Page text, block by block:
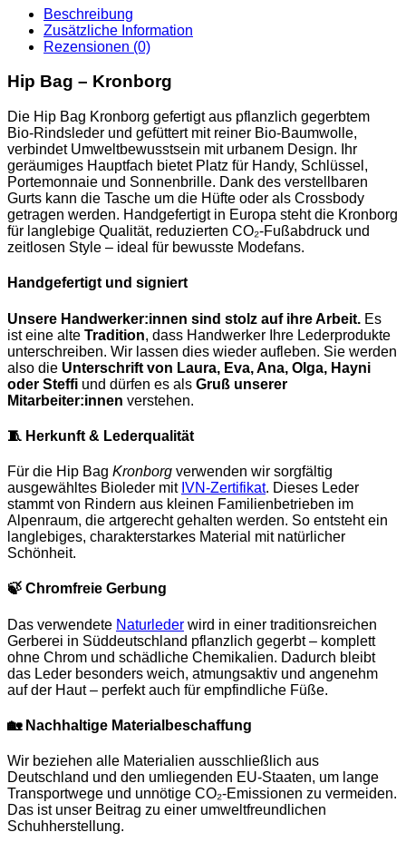
Beschreibung
Zusätzliche Information
Rezensionen (0)
Hip Bag – Kronborg
Die Hip Bag Kronborg gefertigt aus pflanzlich gegerbtem
Bio-Rindsleder und gefüttert mit reiner Bio-Baumwolle,
verbindet Umweltbewusstsein mit urbanem Design. Ihr
geräumiges Hauptfach bietet Platz für Handy, Schlüssel,
Portemonnaie und Sonnenbrille. Dank des verstellbaren
Gurts kann die Tasche um die Hüfte oder als Crossbody
getragen werden. Handgefertigt in Europa steht die Kronborg
für langlebige Qualität, reduzierten CO₂-Fußabdruck und
zeitlosen Style – ideal für bewusste Modefans.
Handgefertigt und signiert
Unsere Handwerker:innen sind stolz auf ihre Arbeit. Es
ist eine alte Tradition, dass Handwerker Ihre Lederprodukte
unterschreiben. Wir lassen dies wieder aufleben. Sie werden
also die Unterschrift von Laura, Eva, Ana, Olga, Hayni
oder Steffi und dürfen es als Gruß unserer
Mitarbeiter:innen verstehen.
🧵 Herkunft & Lederqualität
Für die Hip Bag Kronborg verwenden wir sorgfältig
ausgewähltes Bioleder mit IVN-Zertifikat. Dieses Leder
stammt von Rindern aus kleinen Familienbetrieben im
Alpenraum, die artgerecht gehalten werden. So entsteht ein
langlebiges, charakterstarkes Material mit natürlicher
Schönheit.
🍃 Chromfreie Gerbung
Das verwendete Naturleder wird in einer traditionsreichen
Gerberei in Süddeutschland pflanzlich gegerbt – komplett
ohne Chrom und schädliche Chemikalien. Dadurch bleibt
das Leder besonders weich, atmungsaktiv und angenehm
auf der Haut – perfekt auch für empfindliche Füße.
🏡 Nachhaltige Materialbeschaffung
Wir beziehen alle Materialien ausschließlich aus
Deutschland und den umliegenden EU-Staaten, um lange
Transportwege und unnötige CO₂-Emissionen zu vermeiden.
Das ist unser Beitrag zu einer umweltfreundlichen
Schuhherstellung.